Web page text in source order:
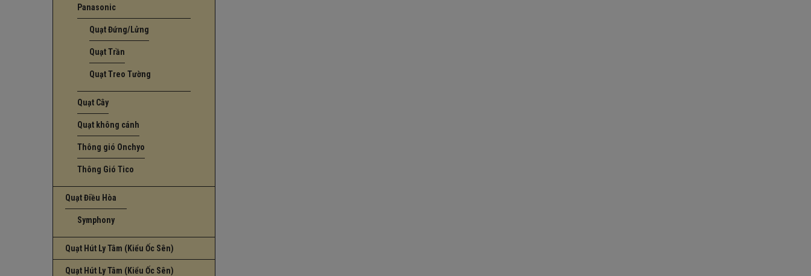
Panasonic
Quạt Đứng/Lửng
Quạt Trần
Quạt Treo Tường
Quạt Cây
Quạt không cánh
Thông gió Onchyo
Thông Gió Tico
Quạt Điều Hòa
Symphony
Quạt Hút Ly Tâm (Kiểu Ốc Sên)
Quạt Hút Ly Tâm (Kiểu Ốc Sên)